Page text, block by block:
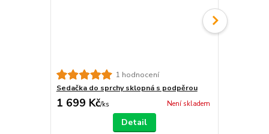
1 hodnocení
Sedačka do sprchy sklopná s podpěrou
1 699 Kč/ks Není skladem
Detail